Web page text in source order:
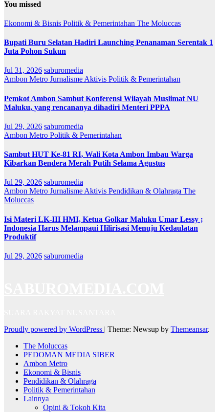
You missed
Ekonomi & Bisnis Politik & Pemerintahan The Moluccas
Bupati Buru Selatan Hadiri Launching Penanaman Serentak 1
Juta Pohon Sukun
Jul 31, 2026 saburomedia
Ambon Metro Jurnalisme Aktivis Politik & Pemerintahan
Pemkot Ambon Sambut Konferensi Wilayah Muslimat NU
Maluku, yang rencananya dihadiri Menteri PPPA
Jul 29, 2026 saburomedia
Ambon Metro Politik & Pemerintahan
Sambut HUT Ke-81 RI, Wali Kota Ambon Imbau Warga
Kibarkan Bendera Merah Putih Selama Agustus
Jul 29, 2026 saburomedia
Ambon Metro Jurnalisme Aktivis Pendidikan & Olahraga The
Moluccas
Isi Materi LK-III HMI, Ketua Golkar Maluku Umar Lessy ;
Indonesia Harus Melampaui Hilirisasi Menuju Kedaulatan
Produktif
Jul 29, 2026 saburomedia
Proudly powered by WordPress | Theme: Newsup by Themeansar.
The Moluccas
PEDOMAN MEDIA SIBER
Ambon Metro
Ekonomi & Bisnis
Pendidikan & Olahraga
Politik & Pemerintahan
Lainnya
Opini & Tokoh Kita